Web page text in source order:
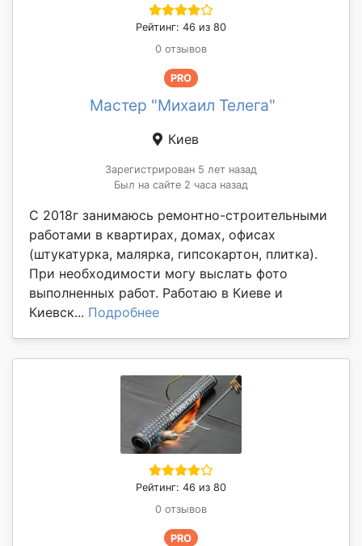
Рейтинг: 46 из 80
0 отзывов
PRO
Мастер "Михаил Телега"
Киев
Зарегистрирован 5 лет назад
Был на сайте 2 часа назад
С 2018г занимаюсь ремонтно-строительными
работами в квартирах, домах, офисах
(штукатурка, малярка, гипсокартон, плитка).
При необходимости могу выслать фото
выполненных работ. Работаю в Киеве и
Киевск... Подробнее
Рейтинг: 46 из 80
0 отзывов
PRO